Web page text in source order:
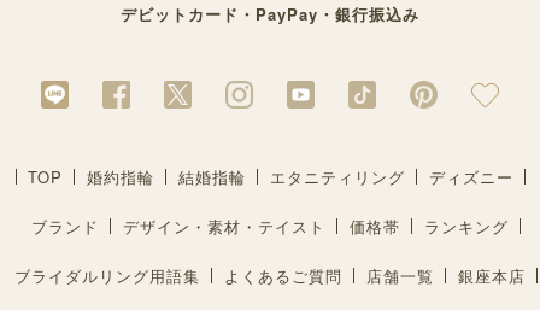
デビットカード・PayPay・銀行振込み
TOP 婚約指輪 結婚指輪 エタニティリング ディズニー
ブランド デザイン・素材・テイスト 価格帯 ランキング
ブライダルリング用語集 よくあるご質問 店舗一覧 銀座本店